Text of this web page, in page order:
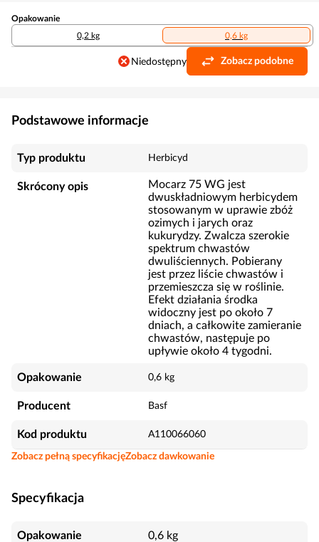
Opakowanie
0,2 kg
0,6 kg
Niedostępny Zobacz podobne
Podstawowe informacje
Typ produktu Herbicyd
Skrócony opis
Mocarz 75 WG jest
dwuskładniowym herbicydem
stosowanym w uprawie zbóż
ozimych i jarych oraz
kukurydzy. Zwalcza szerokie
spektrum chwastów
dwuliściennych. Pobierany
jest przez liście chwastów i
przemieszcza się w roślinie.
Efekt działania środka
widoczny jest po około 7
dniach, a całkowite zamieranie
chwastów, następuje po
upływie około 4 tygodni.
Opakowanie 0,6 kg
Producent Basf
Kod produktu A110066060
Zobacz pełną specyfikacjęZobacz dawkowanie
Specyfikacja
Opakowanie 0,6 kg